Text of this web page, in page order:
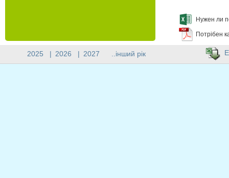
Нужен ли
Потрібен
2025 | 2026 | 2027 ..інший рік